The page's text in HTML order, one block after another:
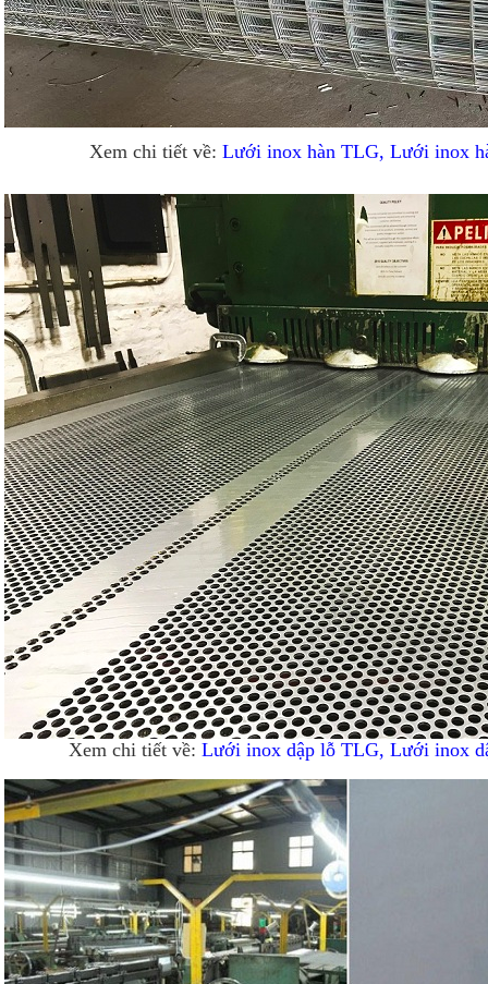
Xem chi tiết về: Lưới inox hàn TLG, Lưới inox
Xem chi tiết về: Lưới inox dập lỗ TLG, Lưới inox